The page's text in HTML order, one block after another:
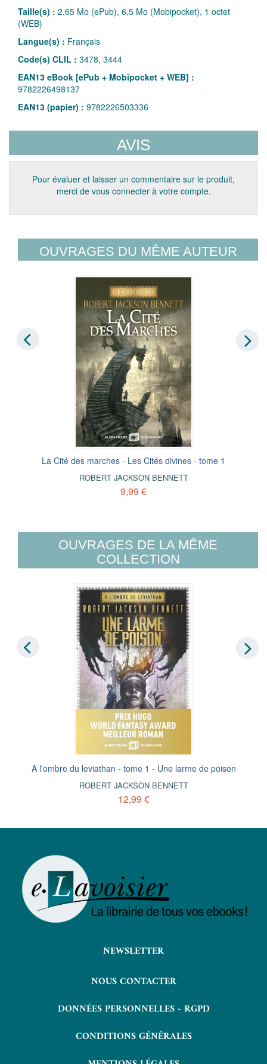
Taille(s) : 2,65 Mo (ePub), 6,5 Mo (Mobipocket), 1 octet
(WEB)
Langue(s) : Français
Code(s) CLIL : 3478, 3444
EAN13 eBook [ePub + Mobipocket + WEB] :
9782226498137
EAN13 (papier) : 9782226503336
AVIS
Pour évaluer et laisser un commentaire sur le produit,
merci de vous connecter à votre compte.
OUVRAGES DU MÊME AUTEUR
La Cité des marches - Les Cités divines - tome 1
ROBERT JACKSON BENNETT
9,99 €
OUVRAGES DE LA MÊME
COLLECTION
A l'ombre du leviathan - tome 1 - Une larme de poison
ROBERT JACKSON BENNETT
12,99 €
NEWSLETTER
NOUS CONTACTER
DONNÉES PERSONNELLES - RGPD
CONDITIONS GÉNÉRALES